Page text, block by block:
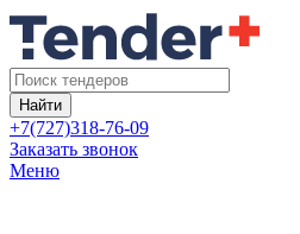
Найти
+7(727)318-76-09
Заказать звонок
Меню